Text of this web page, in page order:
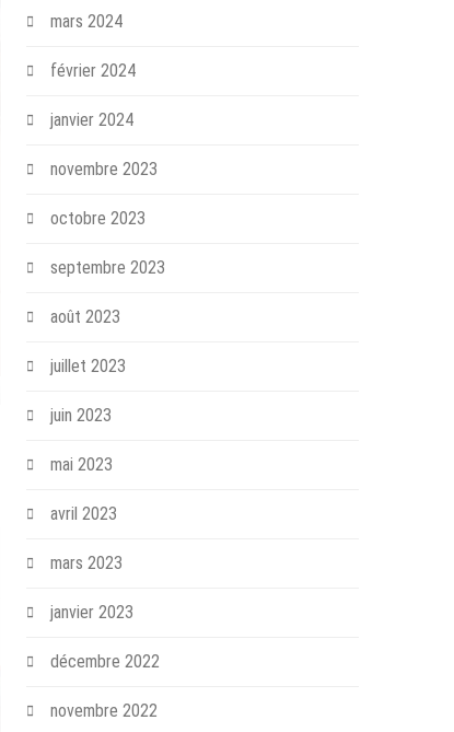
mars 2024
février 2024
janvier 2024
novembre 2023
octobre 2023
septembre 2023
août 2023
juillet 2023
juin 2023
mai 2023
avril 2023
mars 2023
janvier 2023
décembre 2022
novembre 2022